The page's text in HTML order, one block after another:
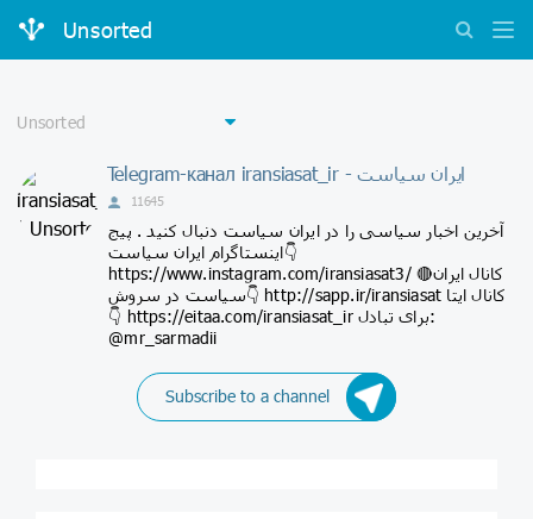
Unsorted
Telegram-канал iransiasat_ir - ایران سیاست
11645
آخرین اخبار سیاسی را در ایران سیاست دنبال کنید . پیج
اینستاگرام ایران سیاست👇
https://www.instagram.com/iransiasat3/ 🔴کانال ایران
سیاست در سروش👇 http://sapp.ir/iransiasat کانال ایتا
👇 https://eitaa.com/iransiasat_ir برای تبادل:
@mr_sarmadii
Subscribe to a channel